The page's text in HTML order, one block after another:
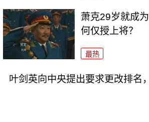
萧克29岁就成
何仅授上将？
最热
叶剑英向中央提出要求更改排名